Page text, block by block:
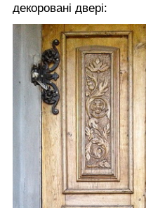
декоровані двері: